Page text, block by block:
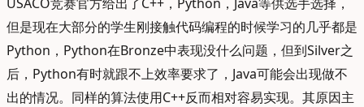
但是现在大部分的学生刚接触代码编程的时候学习的几乎都是
Python，Python在Bronze中表现没什么问题，但到Silver之
后，Python有时就跟不上效率要求了，Java可能会出现做不
出的情况。同样的算法使用C++反而相对容易实现。其原因主